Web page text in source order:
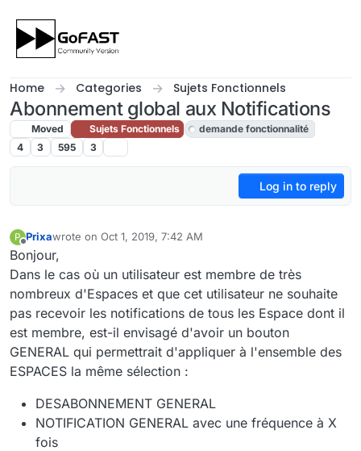
Home Categories Sujets Fonctionnels
Abonnement global aux Notifications
Moved Sujets Fonctionnels
demande fonctionnalité
4
3 595 3
Log in to reply
P
Offline
Prixawrote on Oct 1, 2019, 7:42 AM
last edited by cpotter Oct 12, 2019, 12:36 PM
Bonjour,
Dans le cas où un utilisateur est membre de très
nombreux d'Espaces et que cet utilisateur ne souhaite
pas recevoir les notifications de tous les Espace dont il
est membre, est-il envisagé d'avoir un bouton
GENERAL qui permettrait d'appliquer à l'ensemble des
ESPACES la même sélection :
DESABONNEMENT GENERAL
NOTIFICATION GENERAL avec une fréquence à X
fois